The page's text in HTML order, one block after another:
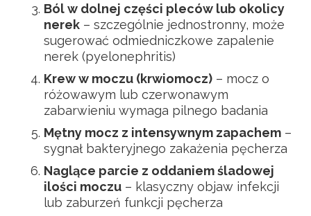
Ból w dolnej części pleców lub okolicy
nerek – szczególnie jednostronny, może
sugerować odmiedniczkowe zapalenie
nerek (pyelonephritis)
Krew w moczu (krwiomocz) – mocz o
różowawym lub czerwonawym
zabarwieniu wymaga pilnego badania
Mętny mocz z intensywnym zapachem –
sygnał bakteryjnego zakażenia pęcherza
Naglące parcie z oddaniem śladowej
ilości moczu – klasyczny objaw infekcji
lub zaburzeń funkcji pęcherza